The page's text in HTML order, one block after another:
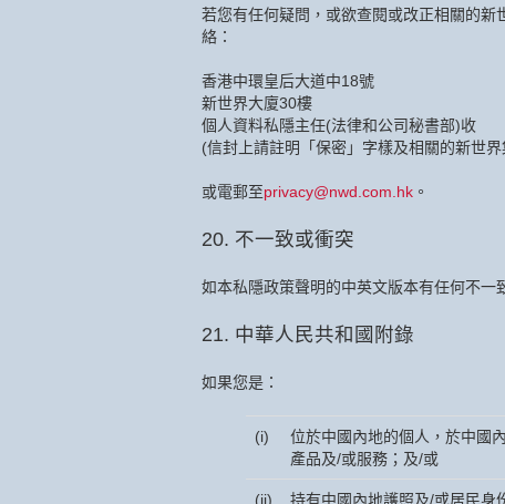
若您有任何疑問，或欲查閱或改正相關的
絡：
香港中環皇后大道中18號
新世界大廈30樓
個人資料私隱主任(法律和公司秘書部)收
(信封上請註明「保密」字樣及相關的新世
或電郵至privacy@nwd.com.hk 。
20. 不一致或衝突
如本私隱政策聲明的中英文版本有任何不一
21. 中華人民共和國附錄
如果您是：
(i)
位於中國內地的個人，於中國
產品及/或服務；及/或
(ii) 持有中國內地護照及/或居民身